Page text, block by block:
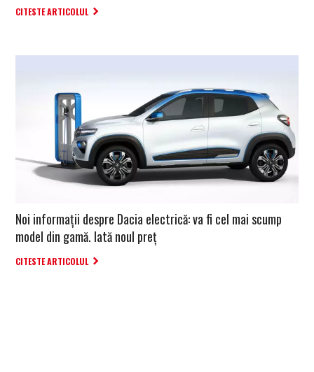
CITESTE ARTICOLUL
Noi informații despre Dacia electrică: va fi cel mai scump
model din gamă. Iată noul preț
CITESTE ARTICOLUL